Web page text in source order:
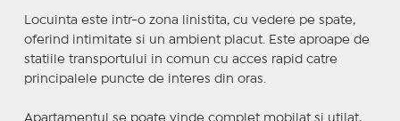
Locuinta este intr-o zona linistita, cu vedere pe spate,
oferind intimitate si un ambient placut. Este aproape de
statiile transportului in comun cu acces rapid catre
principalele puncte de interes din oras.
Apartamentul se poate vinde complet mobilat si utilat,